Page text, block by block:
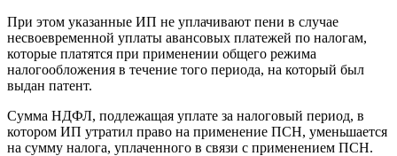
При этом указанные ИП не уплачивают пени в случае
несвоевременной уплаты авансовых платежей по налогам,
которые платятся при применении общего режима
налогообложения в течение того периода, на который был
выдан патент.
Сумма НДФЛ, подлежащая уплате за налоговый период, в
котором ИП утратил право на применение ПСН, уменьшается
на сумму налога, уплаченного в связи с применением ПСН.